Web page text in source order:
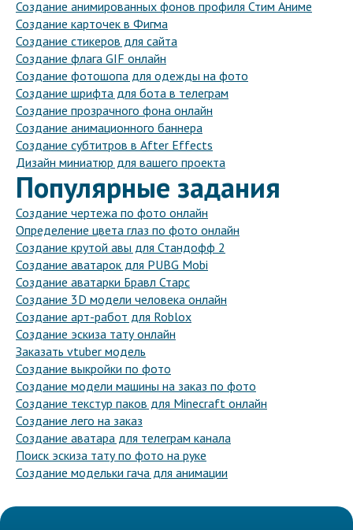
Создание анимированных фонов профиля Стим Аниме
Создание карточек в Фигма
Создание стикеров для сайта
Создание флага GIF онлайн
Создание фотошопа для одежды на фото
Создание шрифта для бота в телеграм
Создание прозрачного фона онлайн
Создание анимационного баннера
Создание субтитров в After Effects
Дизайн миниатюр для вашего проекта
Популярные задания
Создание чертежа по фото онлайн
Определение цвета глаз по фото онлайн
Создание крутой авы для Стандофф 2
Создание аватарок для PUBG Mobi
Создание аватарки Бравл Старс
Создание 3D модели человека онлайн
Создание арт-работ для Roblox
Создание эскиза тату онлайн
Заказать vtuber модель
Создание выкройки по фото
Создание модели машины на заказ по фото
Создание текстур паков для Minecraft онлайн
Создание лего на заказ
Создание аватара для телеграм канала
Поиск эскиза тату по фото на руке
Создание модельки гача для анимации